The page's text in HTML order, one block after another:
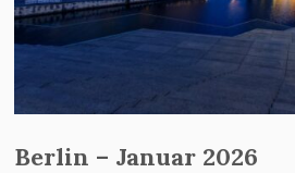
Berlin – Januar 2026